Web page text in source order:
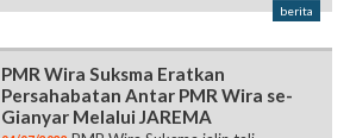
berita
PMR Wira Suksma Eratkan
Persahabatan Antar PMR Wira se-
Gianyar Melalui JAREMA